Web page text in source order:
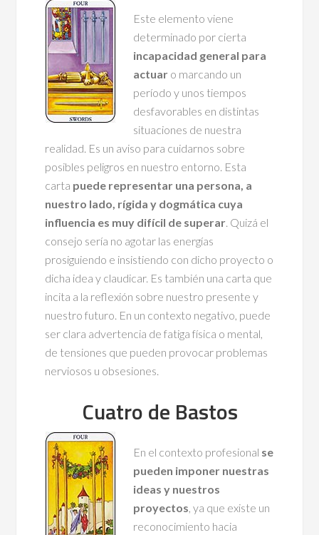
Este elemento viene
determinado por cierta
incapacidad general para
actuar o marcando un
período y unos tiempos
desfavorables en distintas
situaciones de nuestra
realidad. Es un aviso para cuidarnos sobre
posibles peligros en nuestro entorno. Esta
carta puede representar una persona, a
nuestro lado, rígida y dogmática cuya
influencia es muy difícil de superar. Quizá el
consejo sería no agotar las energías
prosiguiendo e insistiendo con dicho proyecto o
dicha idea y claudicar. Es también una carta que
incita a la reflexión sobre nuestro presente y
nuestro futuro. En un contexto negativo, puede
ser clara advertencia de fatiga física o mental,
de tensiones que pueden provocar problemas
nerviosos u obsesiones.
Cuatro de Bastos
En el contexto profesional se
pueden imponer nuestras
ideas y nuestros
proyectos, ya que existe un
reconocimiento hacia